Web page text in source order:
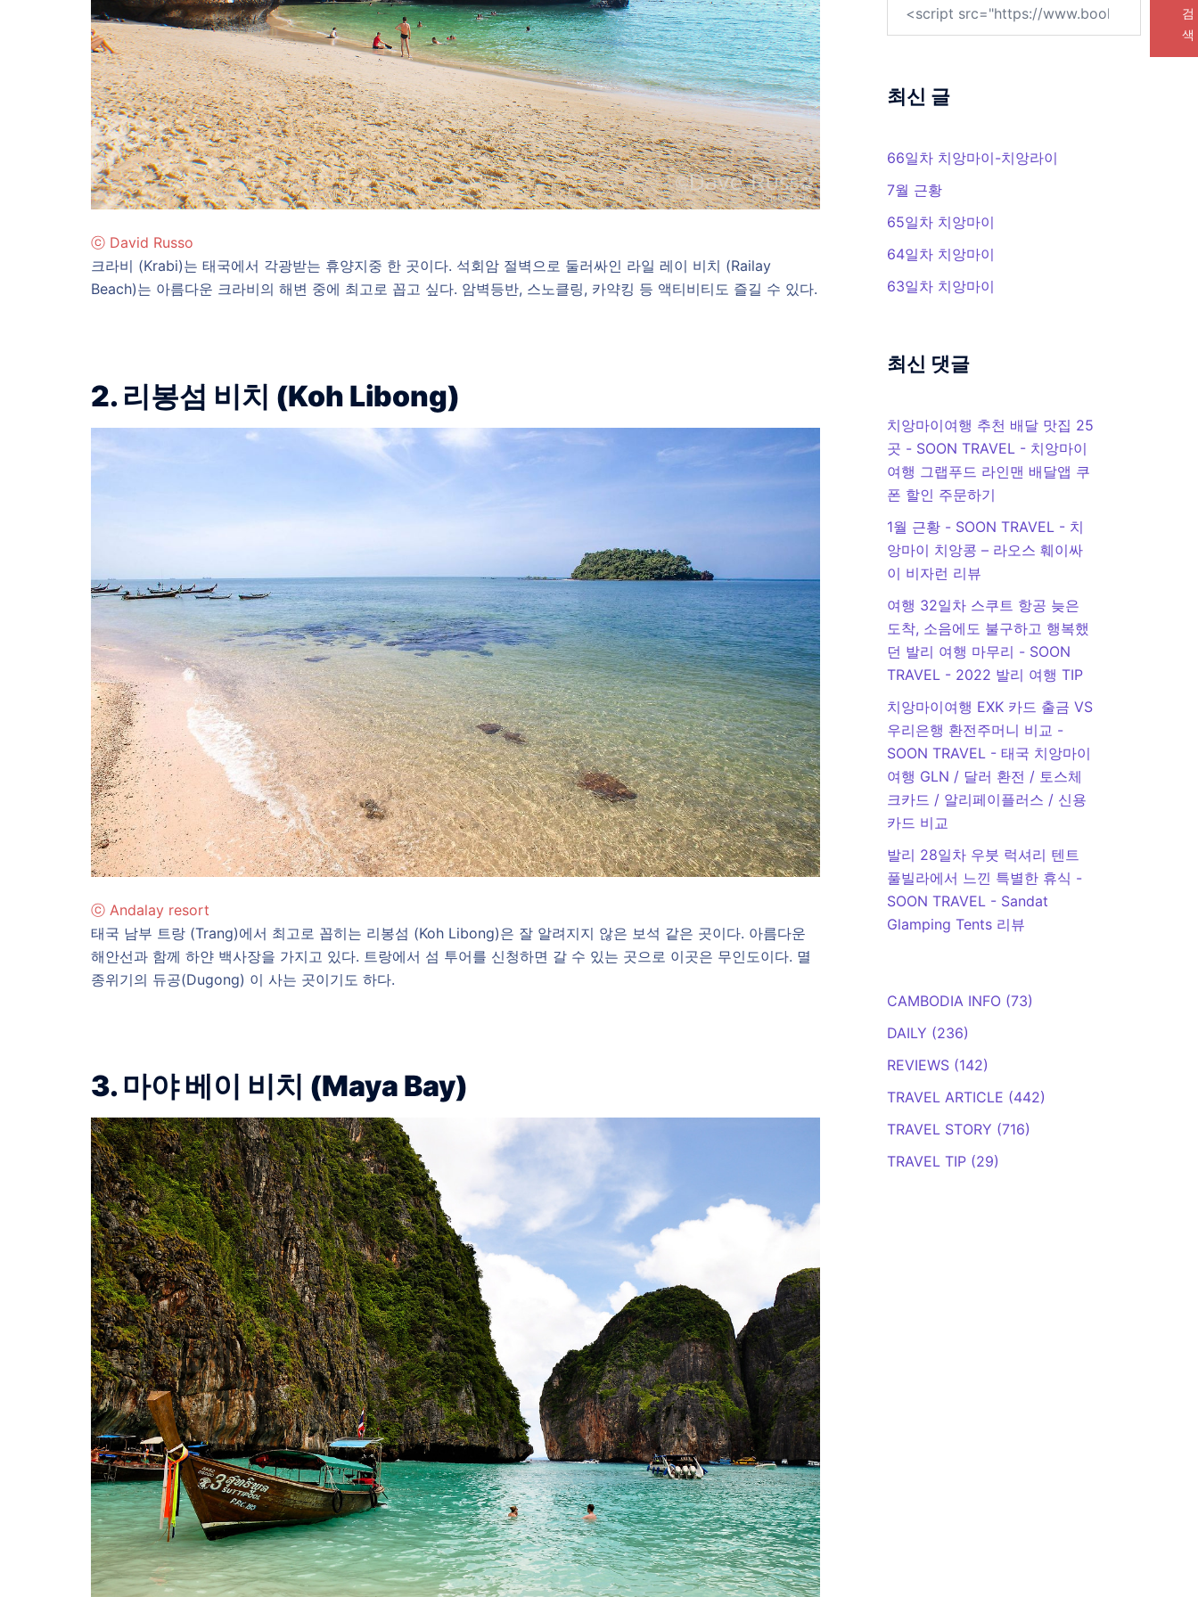
ⓒ David Russo
크라비 (Krabi)는 태국에서 각광받는 휴양지중 한 곳이다. 석회암 절벽으로 둘러싸인 라일 레이 비치 (Railay
Beach)는 아름다운 크라비의 해변 중에 최고로 꼽고 싶다. 암벽등반, 스노클링, 카약킹 등 액티비티도 즐길 수 있다.
2. 리봉섬 비치 (Koh Libong)
ⓒ Andalay resort
태국 남부 트랑 (Trang)에서 최고로 꼽히는 리봉섬 (Koh Libong)은 잘 알려지지 않은 보석 같은 곳이다. 아름다운
해안선과 함께 하얀 백사장을 가지고 있다. 트랑에서 섬 투어를 신청하면 갈 수 있는 곳으로 이곳은 무인도이다. 멸
종위기의 듀공(Dugong) 이 사는 곳이기도 하다.
3. 마야 베이 비치 (Maya Bay)
검
색
최신 글
66일차 치앙마이-치앙라이
7월 근황
65일차 치앙마이
64일차 치앙마이
63일차 치앙마이
최신 댓글
치앙마이여행 추천 배달 맛집 25
곳 - SOON TRAVEL- 치앙마이
여행 그랩푸드 라인맨 배달앱 쿠
폰 할인 주문하기
1월 근황 - SOON TRAVEL- 치
앙마이 치앙콩 – 라오스 훼이싸
이 비자런 리뷰
여행 32일차 스쿠트 항공 늦은
도착, 소음에도 불구하고 행복했
던 발리 여행 마무리 - SOON
TRAVEL- 2022 발리 여행 TIP
치앙마이여행 EXK 카드 출금 VS
우리은행 환전주머니 비교 -
SOON TRAVEL- 태국 치앙마이
여행 GLN / 달러 환전 / 토스체
크카드 / 알리페이플러스 / 신용
카드 비교
발리 28일차 우붓 럭셔리 텐트
풀빌라에서 느낀 특별한 휴식 -
SOON TRAVEL- Sandat
Glamping Tents 리뷰
CAMBODIA INFO(73)
DAILY (236)
REVIEWS(142)
TRAVEL ARTICLE (442)
TRAVEL STORY (716)
TRAVEL TIP(29)